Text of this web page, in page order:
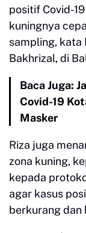
positif Covid-
kuningnya
sampling, kata
Bakhrizal, di
Baca Juga:
Covid-19
Masker
Riza juga
zona kuning,
kepada
agar kasus
berkurang dan